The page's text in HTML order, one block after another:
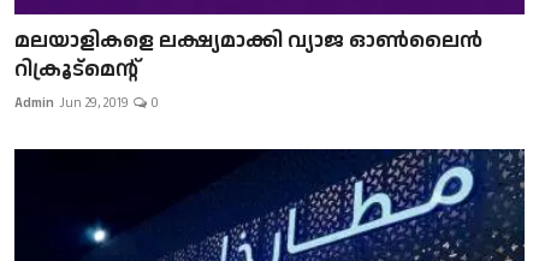
മലയാളികളെ ലക്ഷ്യമാക്കി വ്യാജ ഓൺലൈൻ
റിക്രൂട്മെന്റ്
Admin Jun 29, 2019 0